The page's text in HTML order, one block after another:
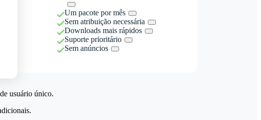
Um pacote por mês
Sem atribuição necessária
Downloads mais rápidos
Suporte prioritário
Sem anúncios
usuário único.